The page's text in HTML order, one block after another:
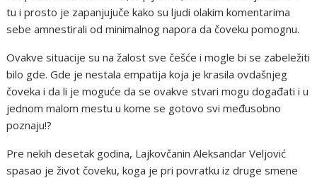
tu i prosto je zapanjujuče kako su ljudi olakim komentarima
sebe amnestirali od minimalnog napora da čoveku pomognu.
Ovakve situacije su na žalost sve češće i mogle bi se zabeležiti
bilo gde. Gde je nestala empatija koja je krasila ovdašnjeg
čoveka i da li je moguće da se ovakve stvari mogu događati i u
jednom malom mestu u kome se gotovo svi međusobno
poznaju!?
Pre nekih desetak godina, Lajkovčanin Aleksandar Veljović
spasao je život čoveku, koga je pri povratku iz druge smene